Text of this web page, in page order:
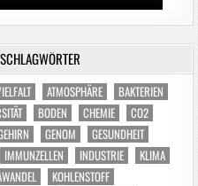
SCHLAGWÖRTER
ATMOSPHÄRE
BAKTERIEN
BODEN CHEMIE
CO2
GENOM
GESUNDHEIT
IMMUNZELLEN INDUSTRIE
KLIMA
KOHLENSTOFF